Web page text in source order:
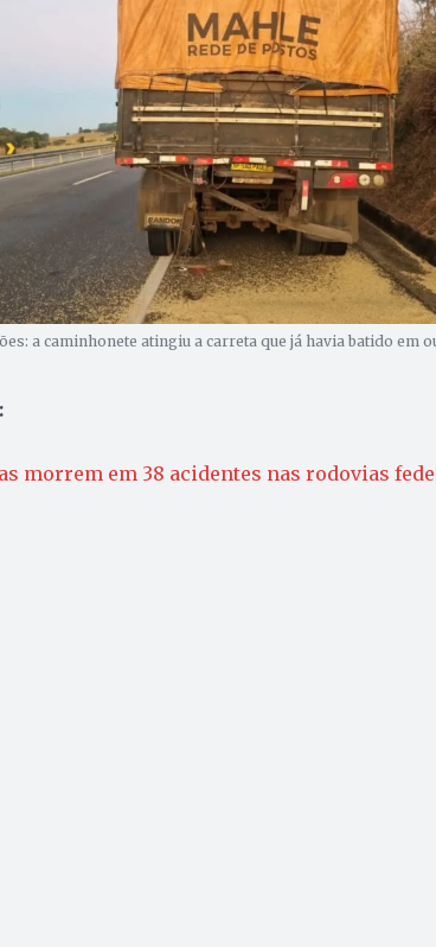
a caminhonete atingiu a carreta que já havia batido em
morrem em 38 acidentes nas rodovias